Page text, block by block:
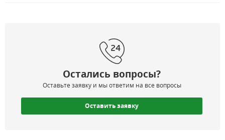
Остались вопросы?
Оставьте заявку и мы ответим на все вопросы
Оставить заявку